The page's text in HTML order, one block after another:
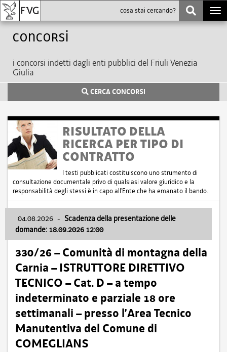
Concorsi
i concorsi indetti dagli enti pubblici del Friuli Venezia
Giulia
CERCA CONCORSI
RISULTATO DELLA
RICERCA PER TIPO DI
CONTRATTO
I testi pubblicati costituiscono uno strumento di
consultazione documentale privo di qualsiasi valore giuridico e la
responsabilità degli stessi è in capo all'Ente che ha emanato il bando.
04.08.2026 - Scadenza della presentazione delle
domande: 18.09.2026 12:00
330/26 – Comunità di montagna della
Carnia – ISTRUTTORE DIRETTIVO
TECNICO – Cat. D – a tempo
indeterminato e parziale 18 ore
settimanali – presso l’Area Tecnico
Manutentiva del Comune di
COMEGLIANS